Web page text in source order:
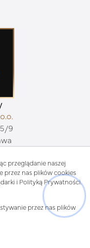
5/9
dla biur nieruchomości -
przeglądanie naszej
przez nas plików cookies
i Polityką Prywatności.
przez nas plików